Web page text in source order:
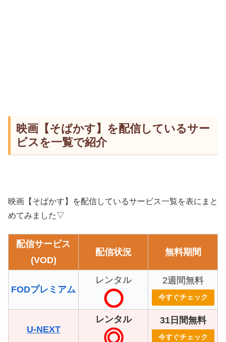
映画【そばかす】を配信しているサー
ビスを一覧で紹介
映画【そばかす】を配信しているサービス一覧を表にまと
めてみました▽
配信サービス
(VOD)
配信状況 無料期間
FODプレミアム
レンタル 2週間無料
今すぐチェック
U-NEXT
レンタル 31日間無料
今すぐチェック